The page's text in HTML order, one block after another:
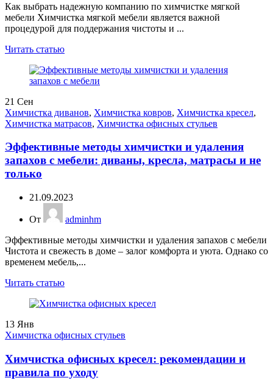
Как выбрать надежную компанию по химчистке мягкой
мебели Химчистка мягкой мебели является важной
процедурой для поддержания чистоты и ...
Читать статью
21 Сен
Химчистка диванов, Химчистка ковров, Химчистка кресел,
Химчистка матрасов, Химчистка офисных стульев
Эффективные методы химчистки и удаления
запахов с мебели: диваны, кресла, матрасы и не
только
21.09.2023
От
adminhm
Эффективные методы химчистки и удаления запахов с мебели
Чистота и свежесть в доме – залог комфорта и уюта. Однако со
временем мебель,...
Читать статью
13 Янв
Химчистка офисных стульев
Химчистка офисных кресел: рекомендации и
правила по уходу